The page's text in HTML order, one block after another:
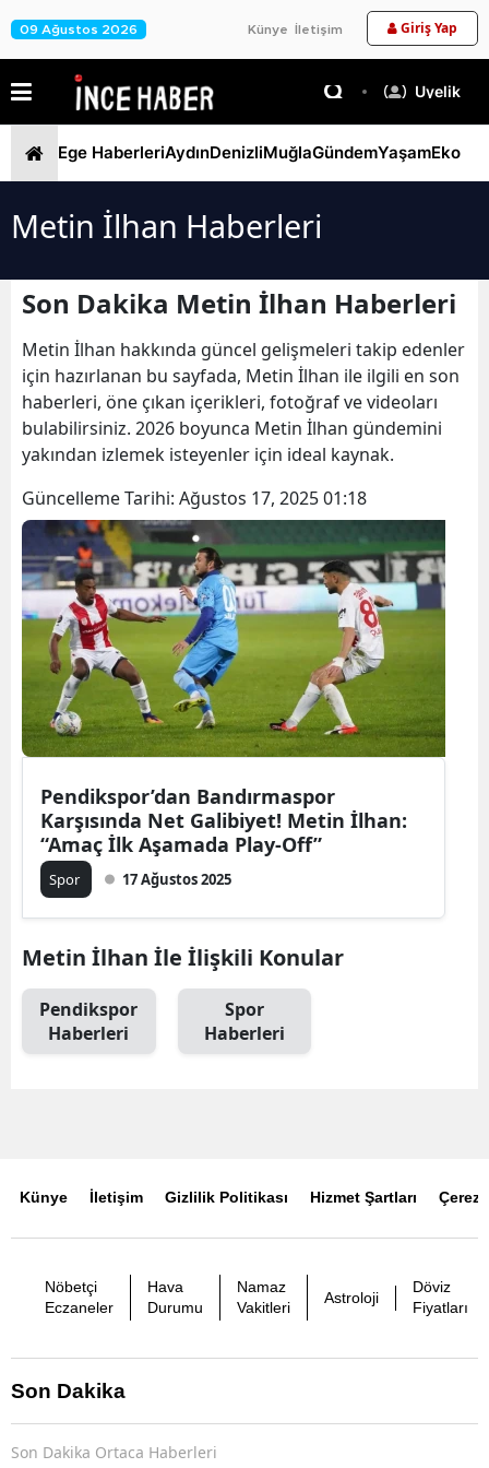
09 Ağustos 2026 Künye İletişim Giriş Yap
Üyelik
Ege HaberleriAydınDenizliMuğlaGündemYaşam
Metin İlhan Haberleri
Son Dakika Metin İlhan Haberleri
Metin İlhan hakkında güncel gelişmeleri takip edenler
için hazırlanan bu sayfada, Metin İlhan ile ilgili en son
haberleri, öne çıkan içerikleri, fotoğraf ve videoları
bulabilirsiniz. 2026 boyunca Metin İlhan gündemini
yakından izlemek isteyenler için ideal kaynak.
Güncelleme Tarihi: Ağustos 17, 2025 01:18
Pendikspor’dan Bandırmaspor
Karşısında Net Galibiyet! Metin İlhan:
“Amaç İlk Aşamada Play-Off”
Spor 17 Ağustos 2025
Metin İlhan İle İlişkili Konular
Pendikspor
Haberleri
Spor
Haberleri
Künye İletişim Gizlilik Politikası Hizmet Şartları Çerez
Nöbetçi
Eczaneler
Hava
Durumu
Namaz
Vakitleri
Astroloji
Döviz
Fiyatları
Son Dakika
Son Dakika Ortaca Haberleri